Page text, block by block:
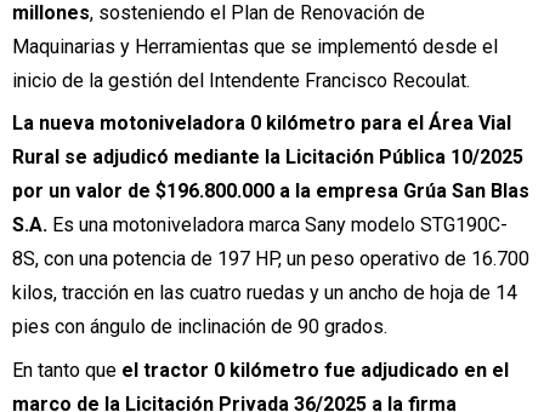
millones, sosteniendo el Plan de Renovación de
Maquinarias y Herramientas que se implementó desde el
inicio de la gestión del Intendente Francisco Recoulat.
La nueva motoniveladora 0 kilómetro para el Área Vial
Rural se adjudicó mediante la Licitación Pública 10/2025
por un valor de $196.800.000 a la empresa Grúa San Blas
S.A. Es una motoniveladora marca Sany modelo STG190C-
8S, con una potencia de 197 HP, un peso operativo de 16.700
kilos, tracción en las cuatro ruedas y un ancho de hoja de 14
pies con ángulo de inclinación de 90 grados.
En tanto que el tractor 0 kilómetro fue adjudicado en el
marco de la Licitación Privada 36/2025 a la firma